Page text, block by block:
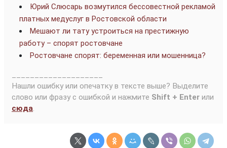
Юрий Слюсарь возмутился бессовестной рекламой
платных медуслуг в Ростовской области
Мешают ли тату устроиться на престижную
работу – спорят ростовчане
Ростовчане спорят: беременная или мошенница?
Нашли ошибку или опечатку в тексте выше? Выделите
слово или фразу с ошибкой и нажмите Shift + Enter или
сюда.